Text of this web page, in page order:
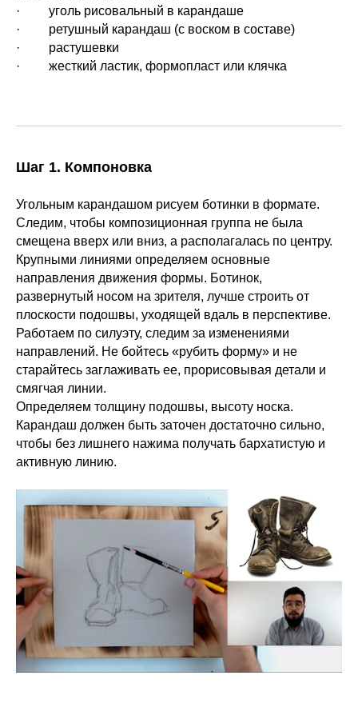
· уголь рисовальный в карандаше
· ретушный карандаш (с воском в составе)
· растушевки
· жесткий ластик, формопласт или клячка
Шаг 1. Компоновка
Угольным карандашом рисуем ботинки в формате.
Следим, чтобы композиционная группа не была
смещена вверх или вниз, а располагалась по центру.
Крупными линиями определяем основные
направления движения формы. Ботинок,
развернутый носом на зрителя, лучше строить от
плоскости подошвы, уходящей вдаль в перспективе.
Работаем по силуэту, следим за изменениями
направлений. Не бойтесь «рубить форму» и не
старайтесь заглаживать ее, прорисовывая детали и
смягчая линии.
Определяем толщину подошвы, высоту носка.
Карандаш должен быть заточен достаточно сильно,
чтобы без лишнего нажима получать бархатистую и
активную линию.